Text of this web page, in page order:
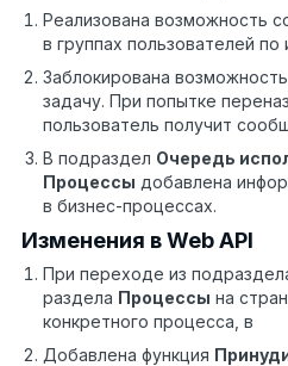
Реализована возможность
в группах пользователей
Заблокирована
задачу. При попытке
пользователь получит
В подраздел Очередь
Процессы добавлена
в бизнес-процессах.
Изменения в Web API
При переходе из
раздела Процессы на
конкретного процесса, в
Добавлена функция